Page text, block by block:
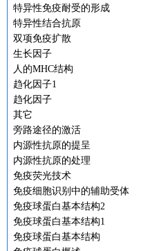
特异性免疫耐受的形成
特异性结合抗原
双项免疫扩散
生长因子
人的MHC结构
趋化因子1
趋化因子
其它
旁路途径的激活
内源性抗原的提呈
内源性抗原的处理
免疫荧光技术
免疫细胞识别中的辅助受体
免疫球蛋白基本结构2
免疫球蛋白基本结构1
免疫球蛋白基本结构